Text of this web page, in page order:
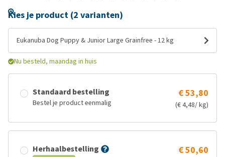
Kies je product (2 varianten)
Eukanuba Dog Puppy & Junior Large Grainfree - 12 kg
Nu besteld, maandag in huis
Standaard bestelling
Bestel je product eenmalig
€ 53,80
(€ 4,48/ kg)
Herhaalbestelling € 50,60